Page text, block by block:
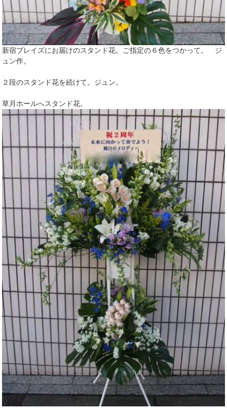
新宿ブレイズにお届けのスタンド花。ご指定の６色をつかって。 ジ
ュン作。
２段のスタンド花を続けて。ジュン。
草月ホールへスタンド花。